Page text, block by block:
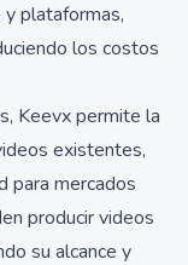
plataformas,
los costos
Keevx permite la
existentes,
para mercados
producir videos
su alcance y